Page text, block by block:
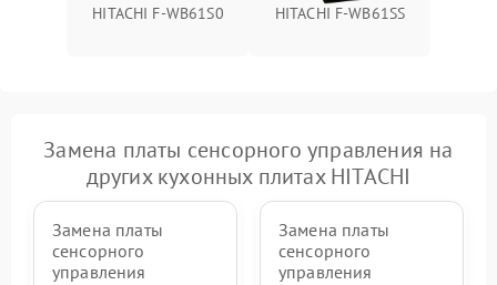
HITACHI F-WB61S0 HITACHI F-WB61SS
Замена платы сенсорного управления на
других кухонных плитах HITACHI
Замена платы
сенсорного
управления
Замена платы
сенсорного
управления